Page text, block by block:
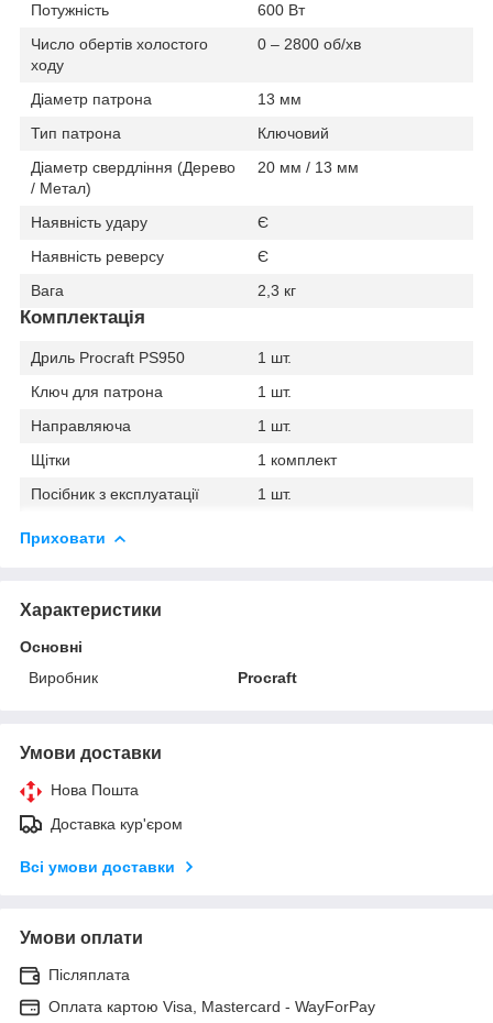
Потужність
600 Вт
Число обертів холостого
ходу
0 – 2800 об/хв
Діаметр патрона
13 мм
Тип патрона
Ключовий
Діаметр свердління (Дерево
/ Метал)
20 мм / 13 мм
Наявність удару
Є
Наявність реверсу
Є
Вага
2,3 кг
Комплектація
Дриль Procraft PS950
1 шт.
Ключ для патрона
1 шт.
Направляюча
1 шт.
Щітки
1 комплект
Посібник з експлуатації
1 шт.
Приховати
Характеристики
Основні
Виробник
Procraft
Умови доставки
Нова Пошта
Доставка кур'єром
Всі умови доставки
Умови оплати
Післяплата
Оплата картою Visa, Mastercard - WayForPay